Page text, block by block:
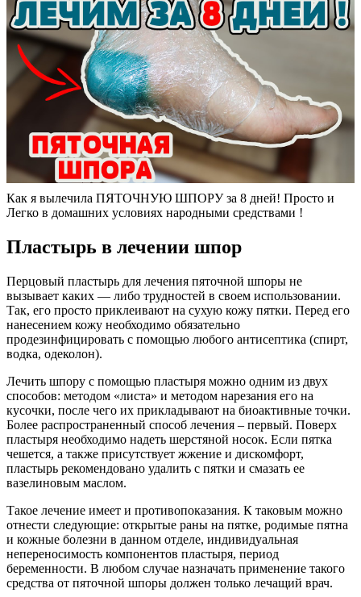
Как я вылечила ПЯТОЧНУЮ ШПОРУ за 8 дней! Просто и
Легко в домашних условиях народными средствами !
Пластырь в лечении шпор
Перцовый пластырь для лечения пяточной шпоры не
вызывает каких — либо трудностей в своем использовании.
Так, его просто приклеивают на сухую кожу пятки. Перед его
нанесением кожу необходимо обязательно
продезинфицировать с помощью любого антисептика (спирт,
водка, одеколон).
Лечить шпору с помощью пластыря можно одним из двух
способов: методом «листа» и методом нарезания его на
кусочки, после чего их прикладывают на биоактивные точки.
Более распространенный способ лечения – первый. Поверх
пластыря необходимо надеть шерстяной носок. Если пятка
чешется, а также присутствует жжение и дискомфорт,
пластырь рекомендовано удалить с пятки и смазать ее
вазелиновым маслом.
Такое лечение имеет и противопоказания. К таковым можно
отнести следующие: открытые раны на пятке, родимые пятна
и кожные болезни в данном отделе, индивидуальная
непереносимость компонентов пластыря, период
беременности. В любом случае назначать применение такого
средства от пяточной шпоры должен только лечащий врач.